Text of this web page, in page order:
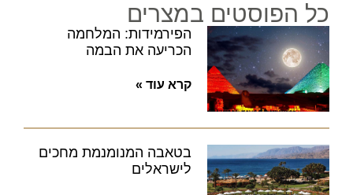
כל הפוסטים במצרים
הפירמידות: המלחמה
הכריעה את הבמה
קרא עוד »
בטאבה המנומנמת מחכים
לישראלים